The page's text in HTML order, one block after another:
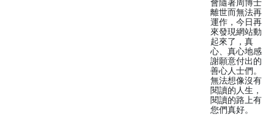
會隨著周博士
離世而無法再
運作，今日再
來發現網站動
起來了，真
心、真心地感
謝願意付出的
善心人士們。
無法想像沒有
閱讀的人生，
閱讀的路上有
您們真好。